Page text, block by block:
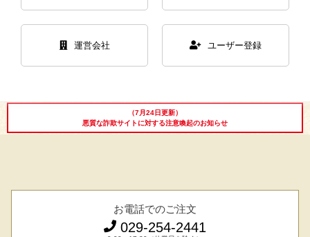
お中元ハムギフ
ト
運営会社 ユーザー登録
（7月24日更新）
悪質な詐欺サイトに対する注意喚起のお知らせ
お電話でのご注文
029-254-2441